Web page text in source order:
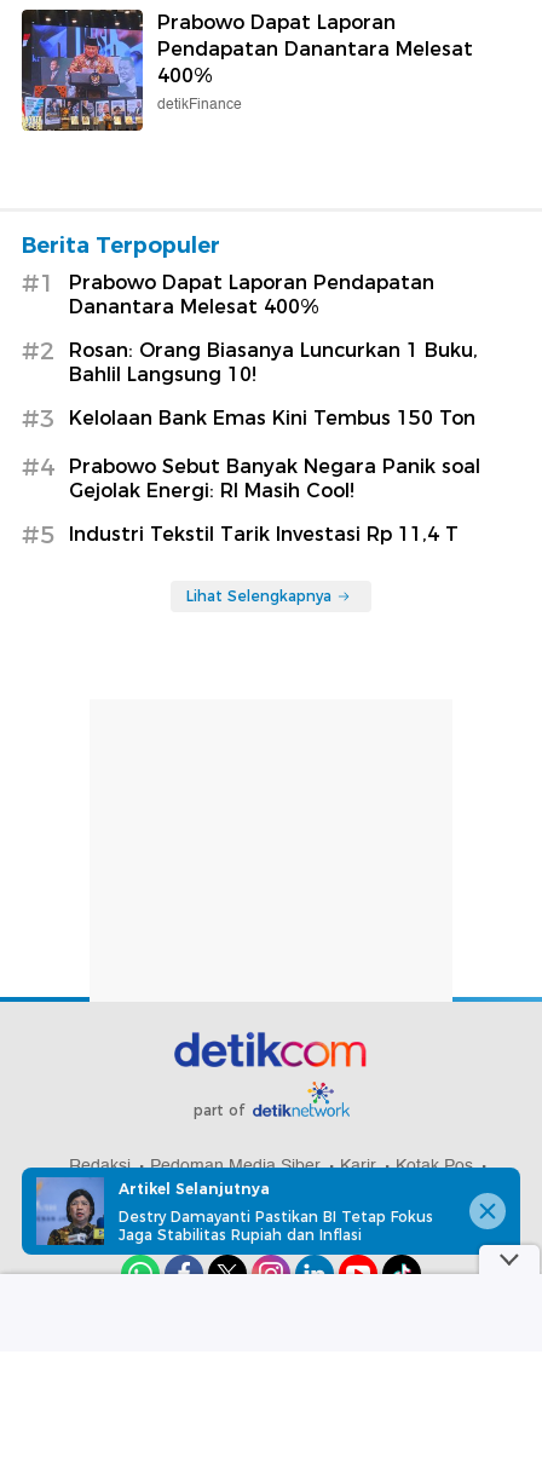
Prabowo Dapat Laporan
Pendapatan Danantara Melesat
400%
detikFinance
Berita Terpopuler
#1
Prabowo Dapat Laporan Pendapatan
Danantara Melesat 400%
#2
Rosan: Orang Biasanya Luncurkan 1 Buku,
Bahlil Langsung 10!
#3 Kelolaan Bank Emas Kini Tembus 150 Ton
#4
Prabowo Sebut Banyak Negara Panik soal
Gejolak Energi: RI Masih Cool!
#5 Industri Tekstil Tarik Investasi Rp 11,4 T
Lihat Selengkapnya
part of
Redaksi Pedoman Media Siber Karir
Kotak Pos
Info Iklan
Privacy Policy
Artikel Selanjutnya
Destry Damayanti Pastikan BI Tetap Fokus
Jaga Stabilitas Rupiah dan Inflasi